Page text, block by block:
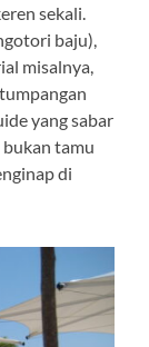
sekali.
baju),
misalnya,
yang sabar
bukan tamu
di